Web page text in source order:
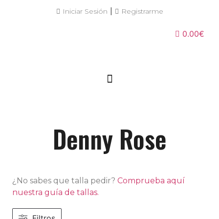
Iniciar Sesión Registrarme
0.00€
Denny Rose
¿No sabes que talla pedir? Comprueba aquí
nuestra guía de tallas.